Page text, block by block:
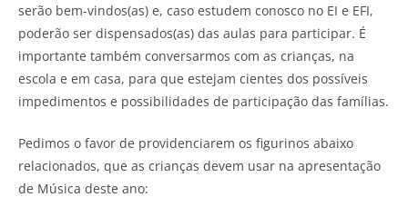
serão bem-vindos(as) e, caso estudem conosco no EI e EFI,
poderão ser dispensados(as) das aulas para participar. É
importante também conversarmos com as crianças, na
escola e em casa, para que estejam cientes dos possíveis
impedimentos e possibilidades de participação das famílias.
Pedimos o favor de providenciarem os figurinos abaixo
relacionados, que as crianças devem usar na apresentação
de Música deste ano: